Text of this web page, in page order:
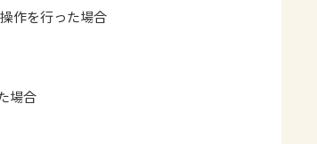
作を行った場合
場合